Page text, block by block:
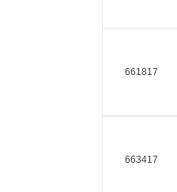
661817
663417